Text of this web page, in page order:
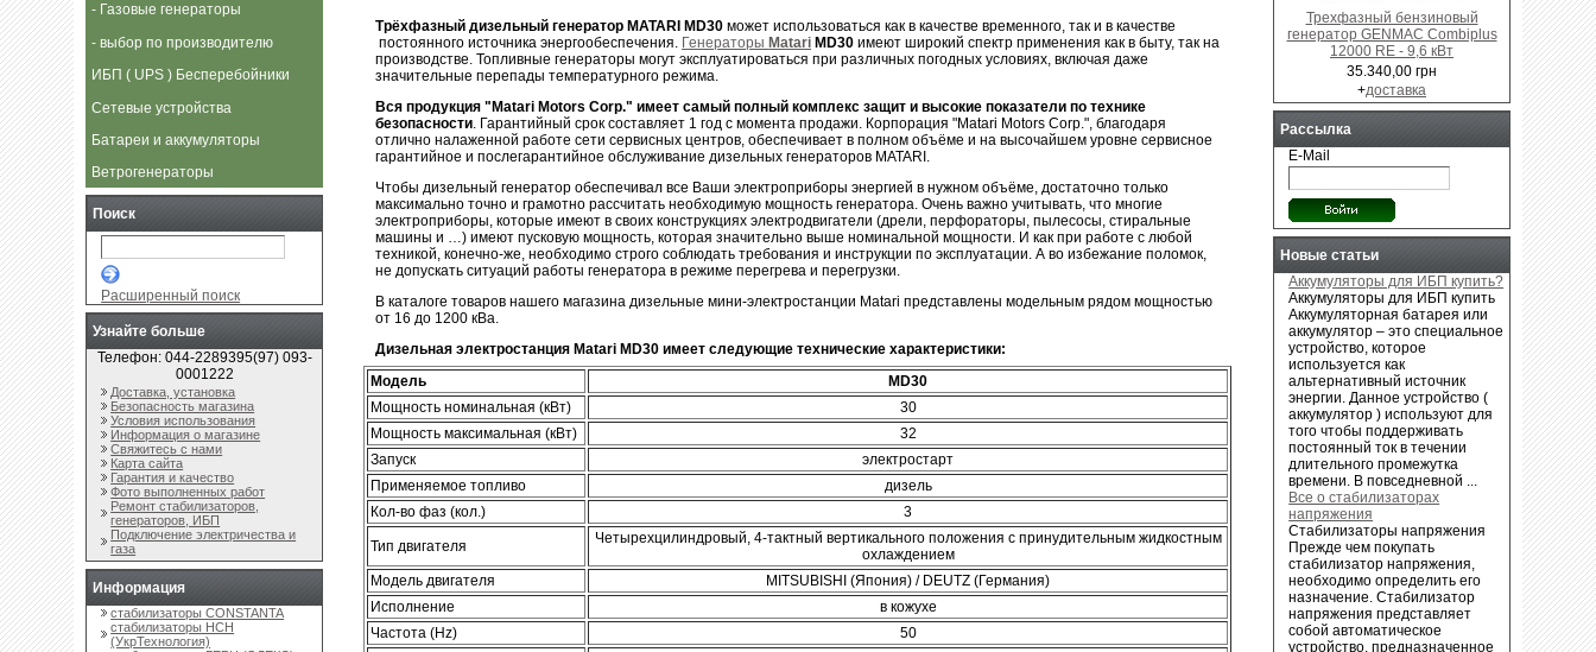
Трёхфазный дизельный генератор MATARI MD30 может использоваться как в качестве временного, так и в качестве
постоянного источника энергообеспечения. ГенераторыMatari MD30 имеют широкий спектр применения как в быту, так на
производстве. Топливные генераторы могут эксплуатироваться при различных погодных условиях, включая даже
значительные перепады температурного режима.
Вся продукция "Matari Motors Corp." имеет самый полный комплекс защит и высокие показатели по технике
безопасности. Гарантийный срок составляет 1 год с момента продажи. Корпорация "Matari Motors Corp.", благодаря
отлично налаженной работе сети сервисных центров, обеспечивает в полном объёме и на высочайшем уровне сервисное
гарантийное и послегарантийное обслуживание дизельных генераторов MATARI.
Чтобы дизельный генератор обеспечивал все Ваши электроприборы энергией в нужном объёме, достаточно только
максимально точно и грамотно рассчитать необходимую мощность генератора. Очень важно учитывать, что многие
электроприборы, которые имеют в своих конструкциях электродвигатели (дрели, перфораторы, пылесосы, стиральные
машины и …) имеют пусковую мощность, которая значительно выше номинальной мощности. И как при работе с любой
техникой, конечно-же, необходимо строго соблюдать требования и инструкции по эксплуатации. А во избежание поломок,
не допускать ситуаций работы генератора в режиме перегрева и перегрузки.
В каталоге товаров нашего магазина дизельные мини-электростанции Matari представлены модельным рядом мощностью
от 16 до 1200 кВа.
Дизельная электростанция Matari MD30 имеет следующие технические характеристики:
Модель
MD30
Мощность номинальная (кВт)
30
Мощность максимальная (кВт)
32
Запуск
электростарт
Применяемое топливо
дизель
Кол-во фаз (кол.)
3
Тип двигателя
Четырехцилиндровый, 4-тактный вертикального положения с принудительным жидкостным
охлаждением
Модель двигателя
MITSUBISHI (Япония) / DEUTZ (Германия)
Исполнение
в кожухе
Частота (Hz)
50
- Газовые генераторы
- выбор по производителю
ИБП ( UPS ) Бесперебойники
Сетевые устройства
Батареи и аккумуляторы
Ветрогенераторы
Поиск
Расширенный поиск
Узнайте больше
Телефон: 044-2289395(97) 093-
0001222
Доставка, установка
Безопасность магазина
Условия использования
Информация о магазине
Свяжитесь с нами
Карта сайта
Гарантия и качество
Фото выполненных работ
Ремонт стабилизаторов,
генераторов, ИБП
Подключение электричества и
газа
Информация
стабилизаторы CONSTANTA
стабилизаторы НСН
(УкрТехнология)
Трехфазный бензиновый
генератор GENMAC Combiplus
12000 RE - 9,6 кВт
35.340,00 грн
+доставка
Рассылка
E-Mail
Новые статьи
Аккумуляторы для ИБП купить?
Аккумуляторы для ИБП купить
Аккумуляторная батарея или
аккумулятор – это специальное
устройство, которое
используется как
альтернативный источник
энергии. Данное устройство (
аккумулятор ) используют для
того чтобы поддерживать
постоянный ток в течении
длительного промежутка
времени. В повседневной ...
Все о стабилизаторах
напряжения
Стабилизаторы напряжения
Прежде чем покупать
стабилизатор напряжения,
необходимо определить его
назначение. Стабилизатор
напряжения представляет
собой автоматическое
устройство, предназначенное